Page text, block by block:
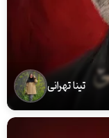
تینا تهرانی